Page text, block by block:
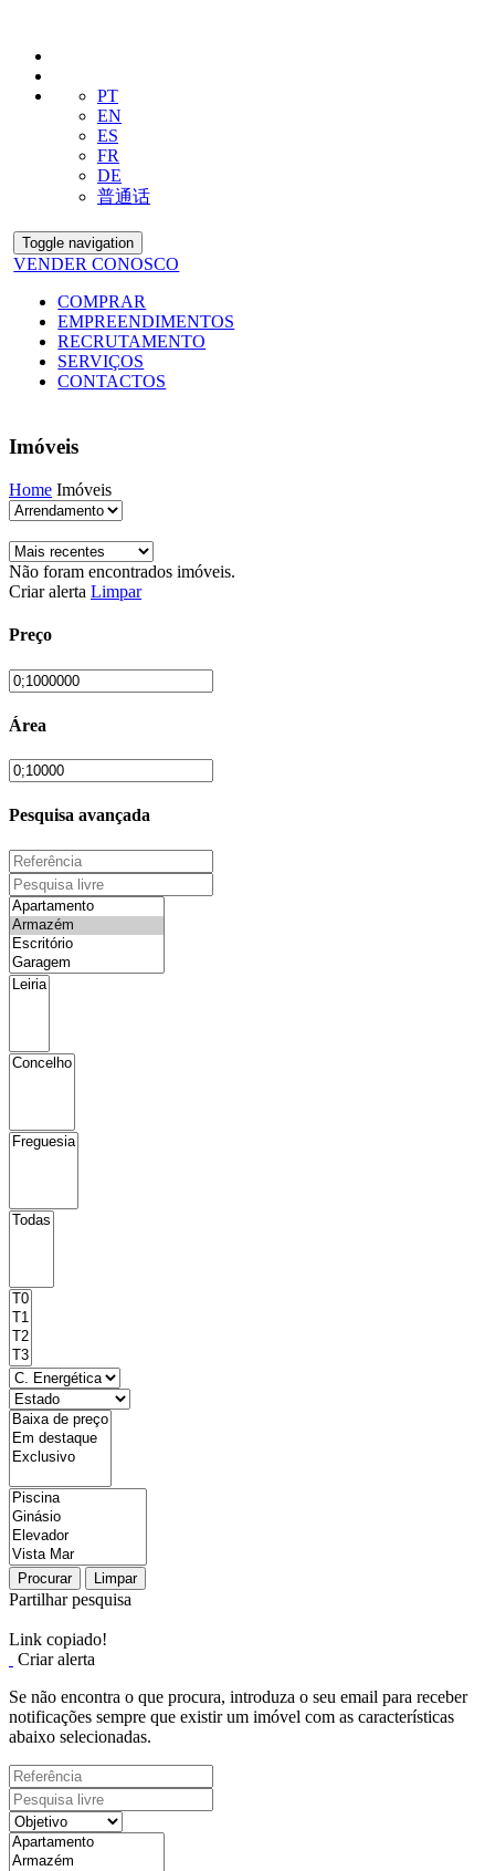
PT
EN
ES
FR
DE
普通话
Toggle navigation
VENDER CONOSCO
COMPRAR
EMPREENDIMENTOS
RECRUTAMENTO
SERVIÇOS
CONTACTOS
Imóveis
Home Imóveis
Não foram encontrados imóveis.
Criar alerta Limpar
Preço
Área
Pesquisa avançada
Procurar Limpar
Partilhar pesquisa
Link copiado!
Criar alerta
Se não encontra o que procura, introduza o seu email para receber
notificações sempre que existir um imóvel com as características
abaixo selecionadas.